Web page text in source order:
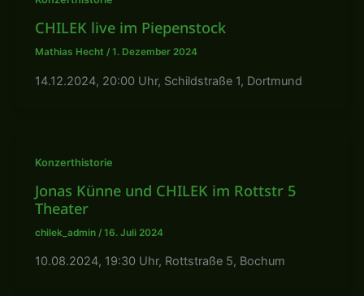
CHILEK live im Piepenstock
Mathias Hecht / 1. Dezember 2024
14.12.2024, 20:00 Uhr, Schildstraße 1, Dortmund
Konzerthistorie
Jonas Künne und CHILEK im Rottstr 5
Theater
chilek_admin / 16. Juli 2024
10.08.2024, 19:30 Uhr, Rottstraße 5, Bochum